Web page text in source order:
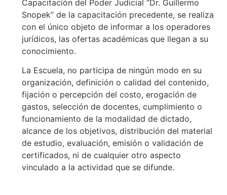
Capacitación del Poder Judicial “Dr. Guillermo
Snopek” de la capacitación precedente, se realiza
con el único objeto de informar a los operadores
jurídicos, las ofertas académicas que llegan a su
conocimiento.
La Escuela, no participa de ningún modo en su
organización, definición o calidad del contenido,
fijación o percepción del costo, erogación de
gastos, selección de docentes, cumplimiento o
funcionamiento de la modalidad de dictado,
alcance de los objetivos, distribución del material
de estudio, evaluación, emisión o validación de
certificados, ni de cualquier otro aspecto
vinculado a la actividad que se difunde.